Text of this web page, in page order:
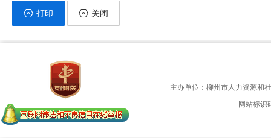
打印 关闭
主办单位：柳州市人力资源和
网站标识